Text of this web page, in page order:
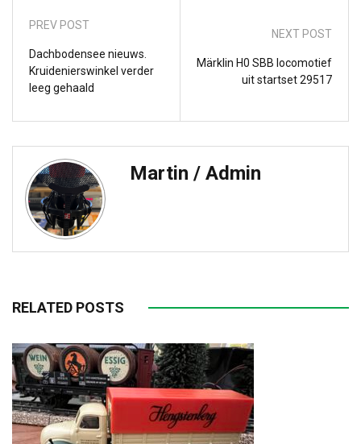
PREV POST
Dachbodensee nieuws.
Kruidenierswinkel verder
leeg gehaald
NEXT POST
Märklin H0 SBB locomotief
uit startset 29517
Martin / Admin
RELATED POSTS